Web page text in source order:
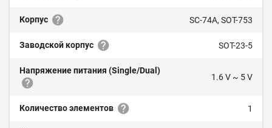
Корпус SC-74A, SOT-753
Заводской корпус SOT-23-5
Напряжение питания (Single/Dual)
1.6 V ~ 5 V
Количество элементов 1